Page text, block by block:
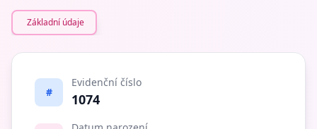
Základní údaje
#
Evidenční číslo
1074